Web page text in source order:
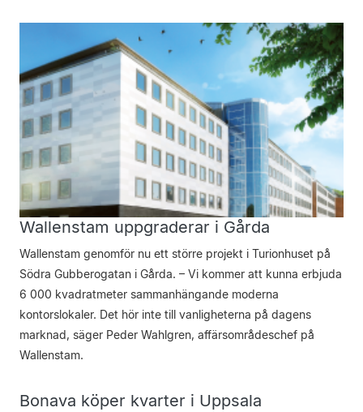
Wallenstam uppgraderar i Gårda
Wallenstam genomför nu ett större projekt i Turionhuset på
Södra Gubberogatan i Gårda. – Vi kommer att kunna erbjuda
6 000 kvadratmeter samman­hängande moderna
kontorslokaler. Det hör inte till vanligheterna på dagens
marknad, säger ­Peder Wahlgren, affärsområdeschef på
Wallenstam.
Bonava köper kvarter i Uppsala